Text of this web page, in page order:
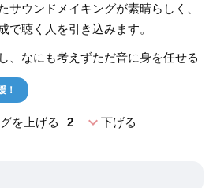
サウンドメイキングが素晴らしく、
で聴く人を引き込みます。
、なにも考えずただ音に身を任せる
を上げる 2
！
expand_more下げる